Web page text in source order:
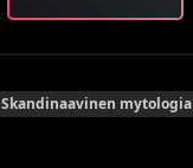
Skandinaavinen mytologia